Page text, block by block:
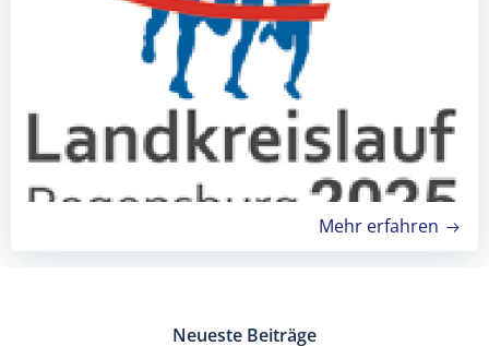
Mehr erfahren
Neueste Beiträge